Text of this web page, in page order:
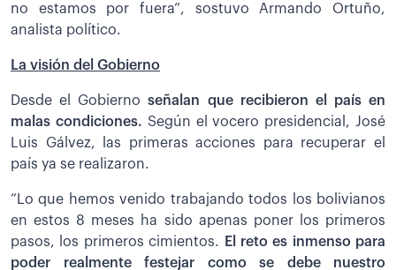
no estamos por fuera”, sostuvo Armando Ortuño,
analista político.
La visión del Gobierno
Desde el Gobiernoseñalan que recibieron el país en
malas condiciones. Según el vocero presidencial, José
Luis Gálvez, las primeras acciones para recuperar el
país ya se realizaron.
“Lo que hemos venido trabajando todos los bolivianos
en estos 8 meses ha sido apenas poner los primeros
pasos, los primeros cimientos.
El reto es inmenso para
poder realmente festejar como se debe nuestro